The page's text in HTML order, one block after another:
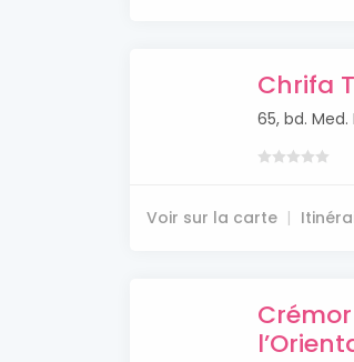
Chrifa
65, bd. Med.
Voir sur la carte